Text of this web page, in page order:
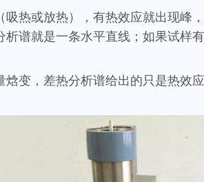
热或放热），有热效应就出现峰
谱就是一条水平直线；如果试样
变，差热分析谱给出的只是热